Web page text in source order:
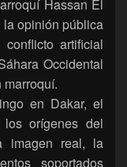
Hassan El
opinión pública
artificial
Occidental
en Dakar, el
orígenes del
imagen real, la
soportados